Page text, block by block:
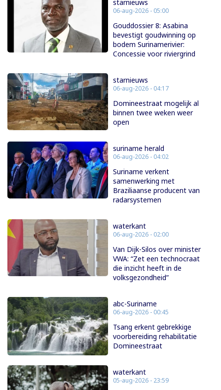
starnieuws
06-aug-2026 - 05:00
Gouddossier 8: Asabina
bevestigt goudwinning op
bodem Surinamerivier:
Concessie voor riviergrind
starnieuws
06-aug-2026 - 04:17
Domineestraat mogelijk al
binnen twee weken weer
open
suriname herald
06-aug-2026 - 04:02
Suriname verkent
samenwerking met
Braziliaanse producent van
radarsystemen
waterkant
06-aug-2026 - 02:00
Van Dijk-Silos over minister
VWA: “Zet een technocraat
die inzicht heeft in de
volksgezondheid”
abc-Suriname
06-aug-2026 - 00:45
Tsang erkent gebrekkige
voorbereiding rehabilitatie
Domineestraat
waterkant
05-aug-2026 - 23:59